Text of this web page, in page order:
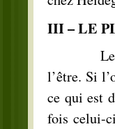
III – LE
Le
l’être. Si
ce qui est
fois celui-